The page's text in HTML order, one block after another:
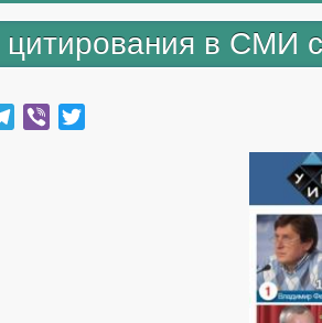
в СМИ
Telegram
Viber